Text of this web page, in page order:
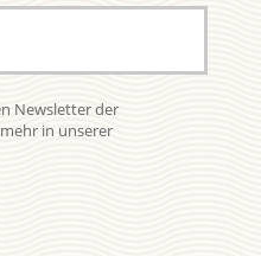
Newsletter der
in unserer